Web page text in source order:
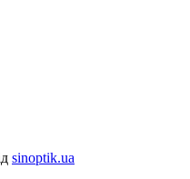
sinoptik.ua